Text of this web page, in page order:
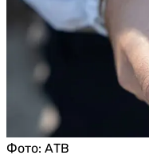
Фото: АТВ